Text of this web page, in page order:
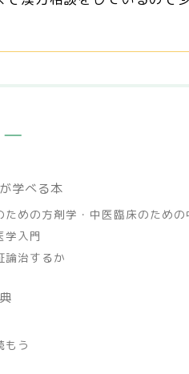
学べる本
ための方剤学・中医臨床のための
学入門
論治するか
もう